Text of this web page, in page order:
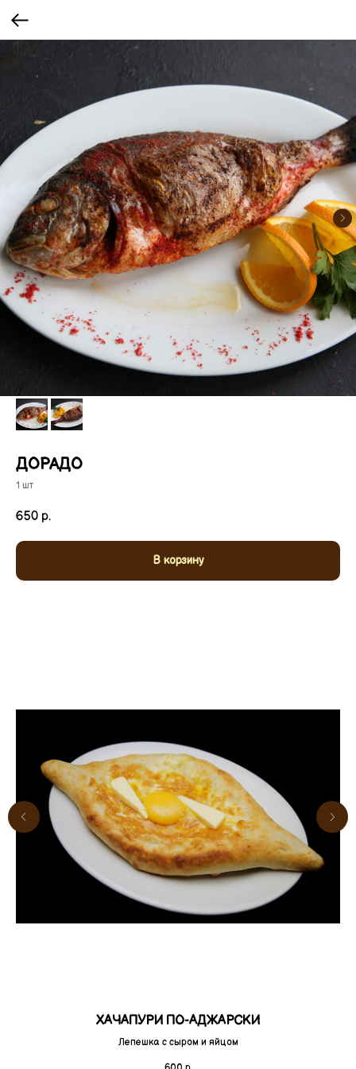
ДОРАДО
1 шт
650 р.
В корзину
ХАЧАПУРИ ПО-АДЖАРСКИ
Лепешка с сыром и яйцом